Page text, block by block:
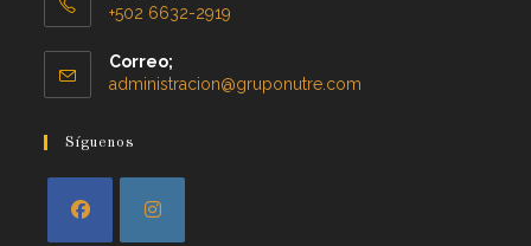
+502 6632-2919
Correo;
administracion@gruponutre.com
Síguenos